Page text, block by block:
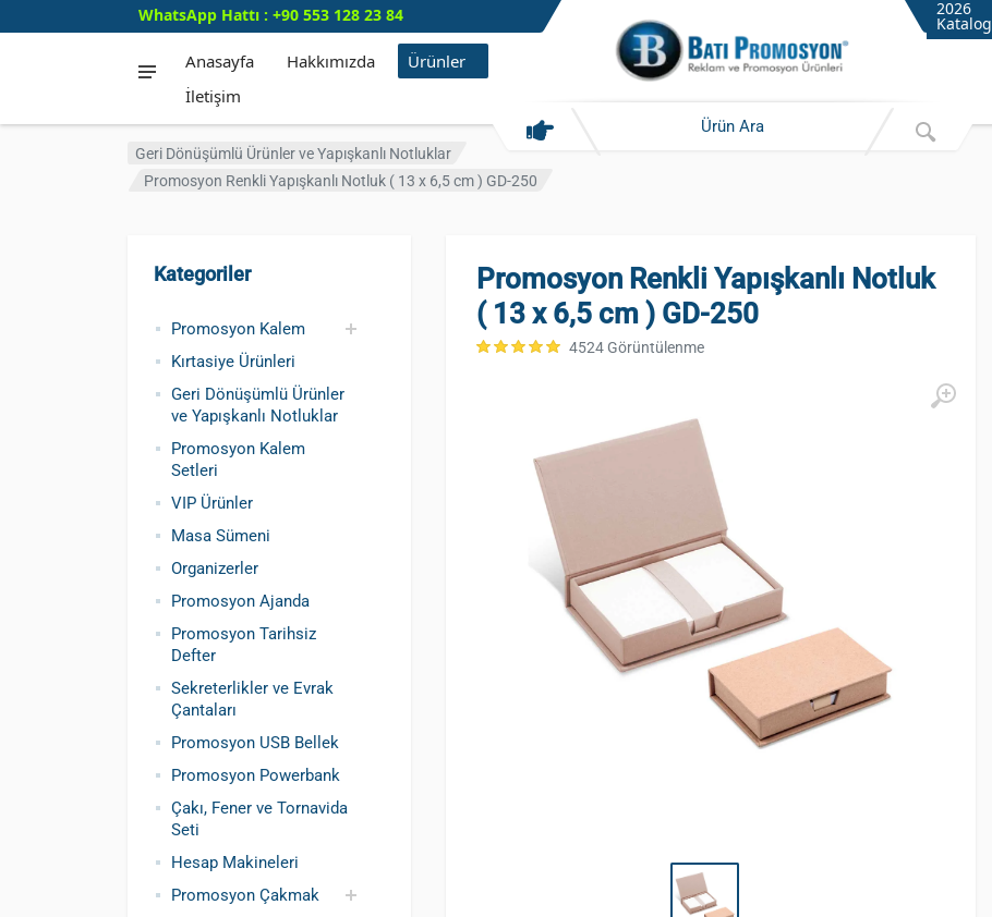
WhatsApp Hattı : +90 553 128 23 84 2026
Katalog
Anasayfa Hakkımızda
Ürünler
İletişim
Geri Dönüşümlü Ürünler ve Yapışkanlı Notluklar
Promosyon Renkli Yapışkanlı Notluk ( 13 x 6,5 cm ) GD-250
Kategoriler
Promosyon Kalem
Promosyon Metal
Kalem
Promosyon Roller
Kalem
Promosyon
Dokunmatik Kalem
Promosyon Plastik
Kalem
Geri Dönüşümlü ve
Tohumlu Kalemler
Promosyon
Fosforlu Kalem
Kursun Kalemler
Kırtasiye Ürünleri
Geri Dönüşümlü Ürünler
ve Yapışkanlı Notluklar
Promosyon Kalem
Setleri
VIP Ürünler
Masa Sümeni
Organizerler
Promosyon Ajanda
Promosyon Tarihsiz
Defter
Sekreterlikler ve Evrak
Çantaları
Promosyon USB Bellek
Promosyon Powerbank
Çakı, Fener ve Tornavida
Seti
Hesap Makineleri
Promosyon Çakmak
Promosyon Renkli Yapışkanlı Notluk
( 13 x 6,5 cm ) GD-250
4524 Görüntülenme